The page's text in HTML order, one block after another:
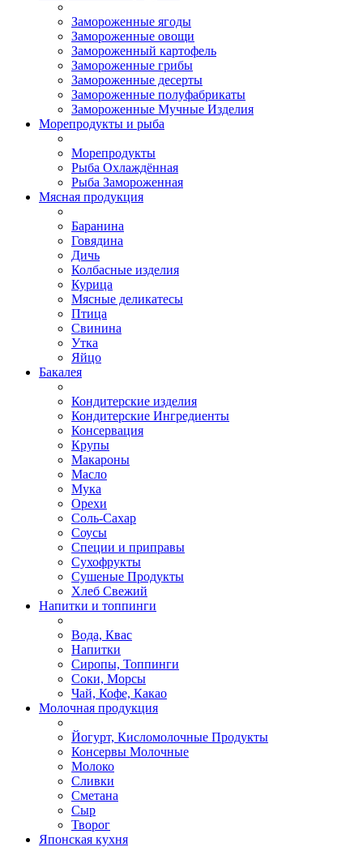
Замороженные ягоды
Замороженные овощи
Замороженный картофель
Замороженные грибы
Замороженные десерты
Замороженные полуфабрикаты
Замороженные Мучные Изделия
Морепродукты и рыба
Морепродукты
Рыба Охлаждённая
Рыба Замороженная
Мясная продукция
Баранина
Говядина
Дичь
Колбасные изделия
Курица
Мясные деликатесы
Птица
Свинина
Утка
Яйцо
Бакалея
Кондитерские изделия
Кондитерские Ингредиенты
Консервация
Крупы
Макароны
Масло
Мука
Орехи
Соль-Сахар
Соусы
Специи и приправы
Сухофрукты
Сушеные Продукты
Хлеб Свежий
Напитки и топпинги
Вода, Квас
Напитки
Сиропы, Топпинги
Соки, Морсы
Чай, Кофе, Какао
Молочная продукция
Йогурт, Кисломолочные Продукты
Консервы Молочные
Молоко
Сливки
Сметана
Сыр
Творог
Японская кухня